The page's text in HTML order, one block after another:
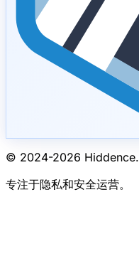
© 2024-2026 Hiddence.
专注于隐私和安全运营。